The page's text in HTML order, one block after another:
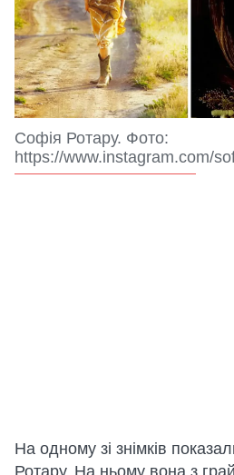
Софія Ротару. Фото:
https://www.instagram.com/
На одному зі знімків